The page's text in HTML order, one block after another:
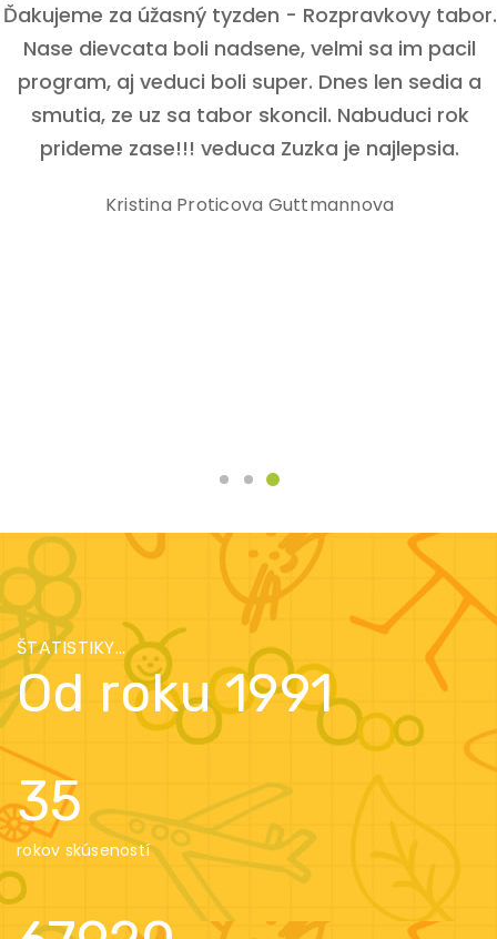
Ďakujeme za úžasný tyzden - Rozpravkovy tabor.
Nase dievcata boli nadsene, velmi sa im pacil
program, aj veduci boli super. Dnes len sedia a
smutia, ze uz sa tabor skoncil. Nabuduci rok
prideme zase!!! veduca Zuzka je najlepsia.
Kristina Proticova Guttmannova
ŠTATISTIKY...
Od roku 1991
35
rokov skúseností